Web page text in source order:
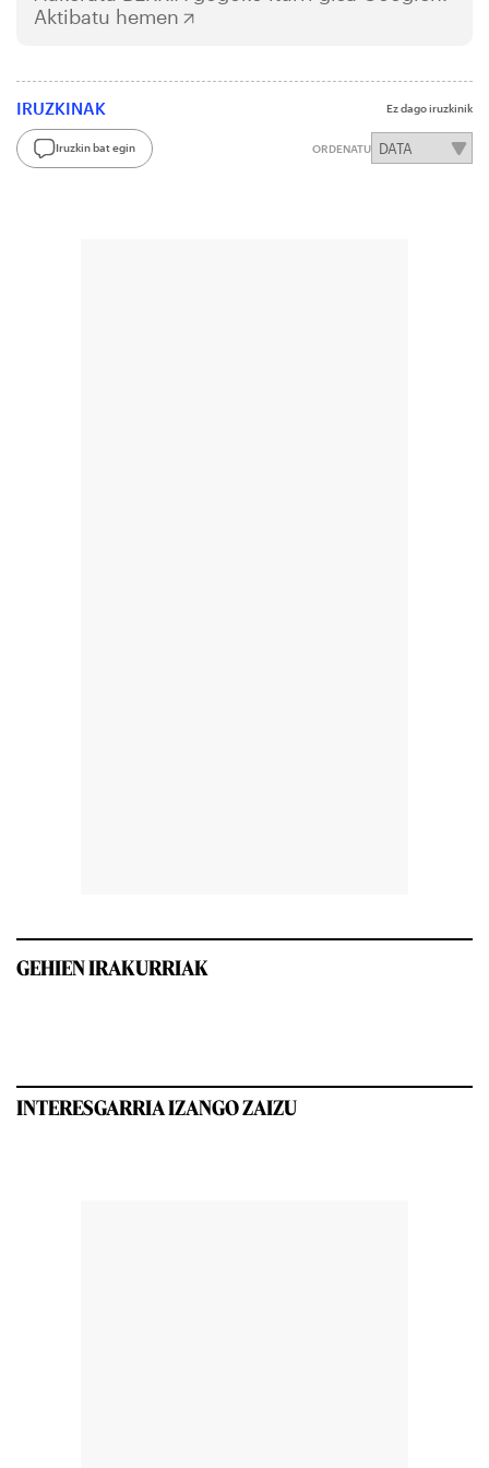
Aktibatu hemen
IRUZKINAK Ez dago iruzkinik
Iruzkin bat egin ORDENATU
GEHIEN IRAKURRIAK
INTERESGARRIA IZANGO ZAIZU